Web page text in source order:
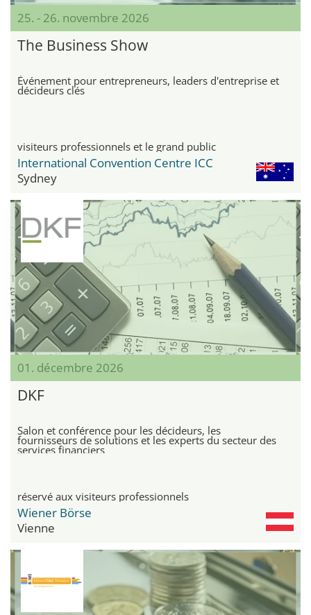
25. - 26. novembre 2026
The Business Show
Événement pour entrepreneurs, leaders d'entreprise et
décideurs clés
visiteurs professionnels et le grand public
International Convention Centre ICC
Sydney
01. décembre 2026
DKF
Salon et conférence pour les décideurs, les
fournisseurs de solutions et les experts du secteur des
services financiers
réservé aux visiteurs professionnels
Wiener Börse
Vienne